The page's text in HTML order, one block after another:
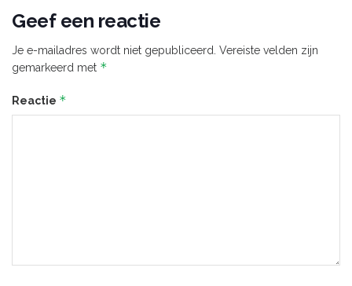
Geef een reactie
Je e-mailadres wordt niet gepubliceerd. Vereiste velden zijn
gemarkeerd met *
Reactie *